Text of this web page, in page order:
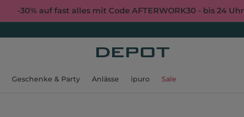
-30% auf fast alles mit Code AFTERWORK30 - bis 24 Uhr
Geschenke & Party Anlässe ipuro Sale